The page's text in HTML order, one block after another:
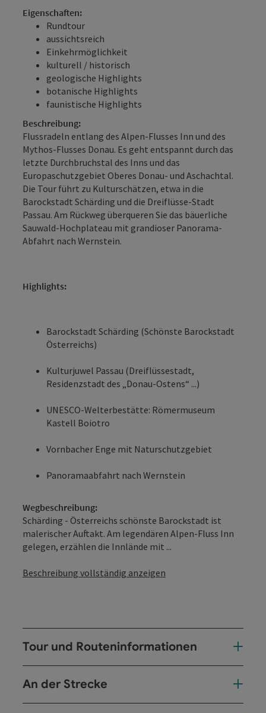
Eigenschaften:
Rundtour
aussichtsreich
Einkehrmöglichkeit
kulturell / historisch
geologische Highlights
botanische Highlights
faunistische Highlights
Beschreibung:
Flussradeln entlang des Alpen-Flusses Inn und des
Mythos-Flusses Donau. Es geht entspannt durch das
letzte Durchbruchstal des Inns und das
Europaschutzgebiet Oberes ­Donau- und Aschachtal.
Die Tour führt zu ­Kulturschätzen, etwa in die
Barockstadt Schärding und die Dreiflüsse-Stadt
Passau. Am Rückweg überqueren Sie das bäuerliche
Sauwald-Hochplateau mit grandioser Panorama-
Abfahrt nach Wernstein.
Highlights:
Barockstadt Schärding (Schönste ­Barockstadt
Österreichs)
Kulturjuwel Passau (Dreiflüssestadt,
Residenzstadt des „Donau-Ostens“ ...)
UNESCO-Welterbestätte: Römermuseum
Kastell Boiotro
Vornbacher Enge mit Naturschutzgebiet
Panoramaabfahrt nach Wernstein
Wegbeschreibung:
Schärding - Österreichs schönste Barockstadt ist
malerischer Auftakt. Am legendären Alpen-Fluss Inn
gelegen, erzählen die Innlände mit ...
Beschreibung vollständig anzeigen
Tour und Routeninformationen
An der Strecke